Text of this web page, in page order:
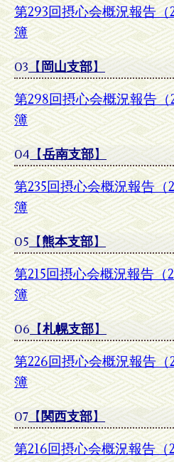
第293回摂心会概況報告
簿
03 【 岡山支部】
第298回摂心会概況報告
簿
04 【岳南支部】
第235回摂心会概況報告（
簿
05 【熊本支部】
第215回摂心会概況報告（
簿
06 【札幌支部】
第226回摂心会概況報告（
簿
07【 関西支部】
第216回摂心会概況報告（